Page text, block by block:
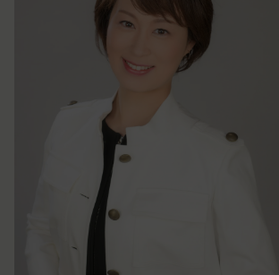
個人が特定できないもの)を取得するこ
お客様がご自身に関する情報の取得を
合は、ブラウザや携帯端末の設定によ
の受け取りを拒否することも可能です
キーの受け取りを拒否された場合、当
の一部がご利用できなくなることがあ
適正管理
当社は、お客様情報への不正なアクセ
防ぐため、セキュリティーの維持に努
た、当社は、当社の通常の事業運営に
が不要と判断した場合、お客様から取
生日を定め、かつ、本規約を変更する
の本規約の内容並びにその効力発生日
し、本規約変更の効力発生日前に、第
の修正等、会員に不利益を与えるもの
な変更の場合には、当該通知を省略す
本規約変更の効力発生日後に本サービ
った場合、会員は本規約の変更に同意
なします。
当社が提供する本サービス以外のサー
パートナーが提供するサービスについ